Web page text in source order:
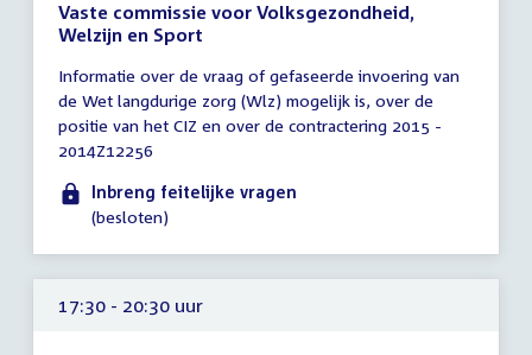
Vaste commissie voor Volksgezondheid,
Welzijn en Sport
vergadering
tot
17:00
uur
Informatie over de vraag of gefaseerde invoering van
de Wet langdurige zorg (Wlz) mogelijk is, over de
positie van het CIZ en over de contractering 2015 -
2014Z12256
Inbreng feitelijke vragen
(besloten)
17:30 - 20:30 uur